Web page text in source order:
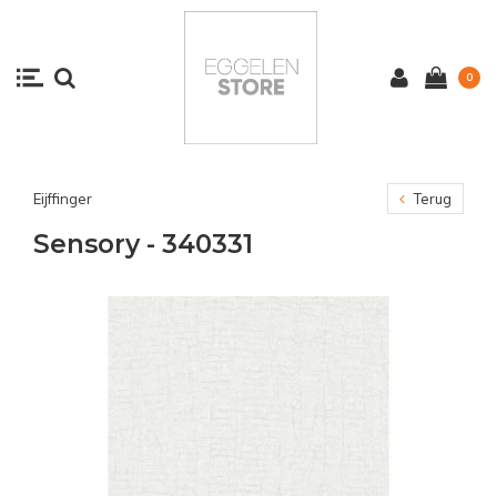
0
Eijffinger Terug
Sensory - 340331